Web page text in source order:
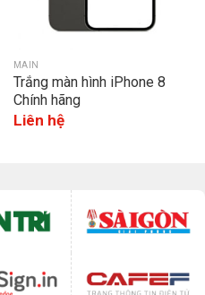
MAIN
Trắng màn hình iPhone 8
Chính hãng
Liên hệ